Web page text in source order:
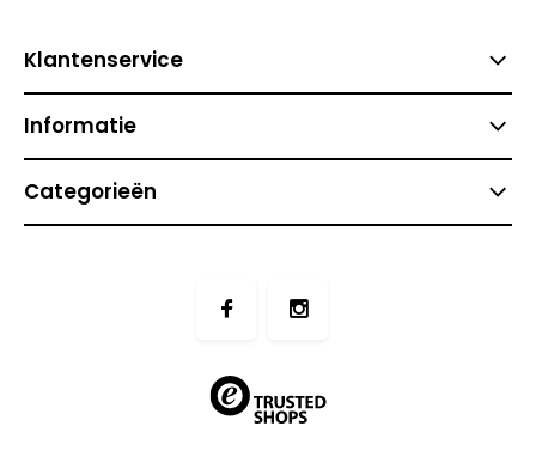
Klantenservice
Informatie
Categorieën